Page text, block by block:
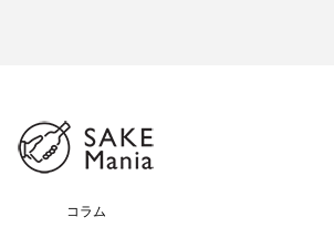
コラム